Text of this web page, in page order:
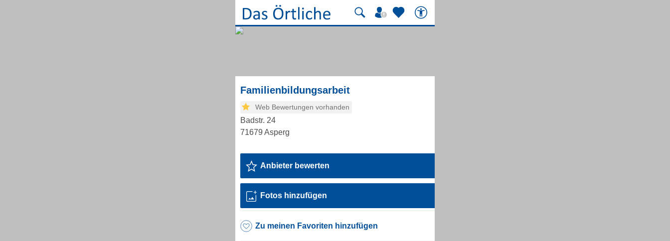
Familienbildungsarbeit
Web Bewertungen vorhanden
Badstr. 24
71679 Asperg
Anbieter bewerten
Fotos hinzufügen
Zu meinen Favoriten hinzufügen